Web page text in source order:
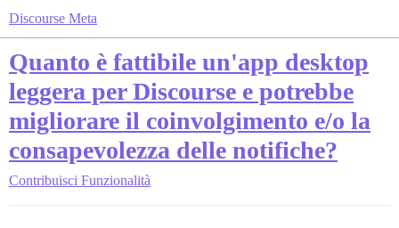
Discourse Meta
Quanto è fattibile un'app desktop
leggera per Discourse e potrebbe
migliorare il coinvolgimento e/o la
consapevolezza delle notifiche?
Contribuisci Funzionalità